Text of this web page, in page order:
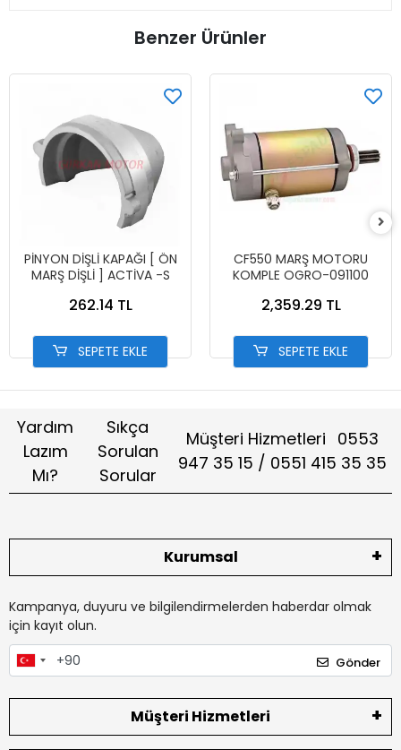
Benzer Ürünler
PİNYON DİŞLİ KAPAĞI [ ÖN
MARŞ DİŞLİ ] ACTİVA -S
262.14 TL
SEPETE EKLE
CF550 MARŞ MOTORU
KOMPLE OGRO-091100
2,359.29 TL
SEPETE EKLE
Yardım
Lazım
Mı?
Sıkça
Sorulan
Sorular
Müşteri Hizmetleri 0553
947 35 15 / 0551 415 35 35
Kurumsal
Kampanya, duyuru ve bilgilendirmelerden haberdar olmak
için kayıt olun.
Gönder
Müşteri Hizmetleri